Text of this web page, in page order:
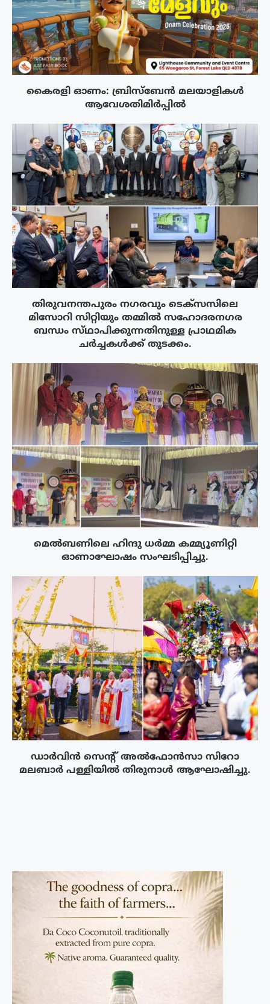
കൈരളി ഓണം: ബ്രിസ്ബേൻ മലയാളികൾ
ആവേശതിമിർപ്പിൽ
തിരുവനന്തപുരം നഗരവും ടെക്‌സസിലെ
മിസോറി സിറ്റിയും തമ്മിൽ സഹോദരനഗര
ബന്ധം സ്‌ഥാപിക്കുന്നതിനുള്ള പ്രാഥമിക
ചർച്ചകൾക്ക് തുടക്കം.
മെൽബണിലെ ഹിന്ദു ധർമ്മ കമ്മ്യൂണിറ്റി
ഓണാഘോഷം സംഘടിപ്പിച്ചു.
ഡാർവിൻ സെന്റ് അൽഫോൻസാ സിറോ
മലബാർ പള്ളിയിൽ തിരുനാൾ ആഘോഷിച്ചു.